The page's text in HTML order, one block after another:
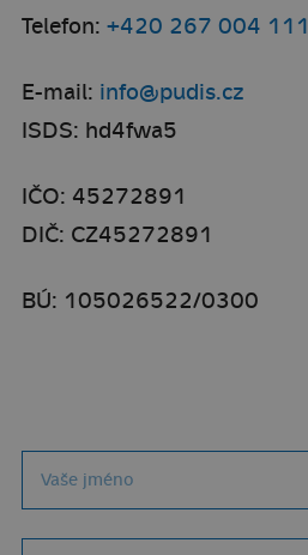
Telefon: +420 267 004 111
E-mail: info@pudis.cz
ISDS: hd4fwa5
IČO: 45272891
DIČ: CZ45272891
BÚ: 105026522/0300